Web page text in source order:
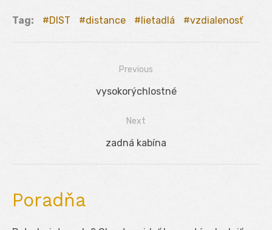
Tag: DIST distance lietadlá vzdialenosť
Previous
Previous
vysokorýchlostné
Next
Next
zadná kabína
Poradňa